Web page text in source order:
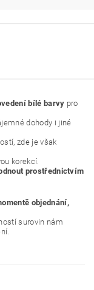
bílé barvy pro
dohody i jiné
zde je však
korekcí.
prostřednictvím
objednání,
surovin nám